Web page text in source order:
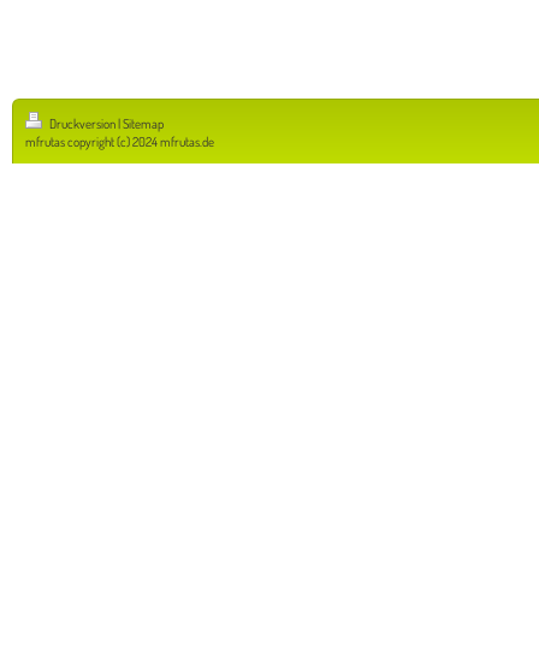
Druckversion|Sitemap
mfrutas copyright (c) 2024 mfrutas.de